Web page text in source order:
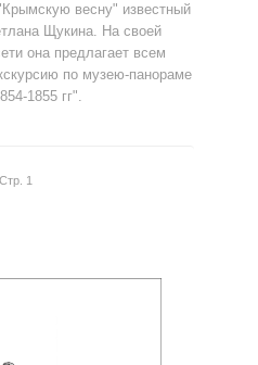
весну" известный
Щукина. На своей
она предлагает всем
по музею-панораме
1855 гг".
Стр. 1